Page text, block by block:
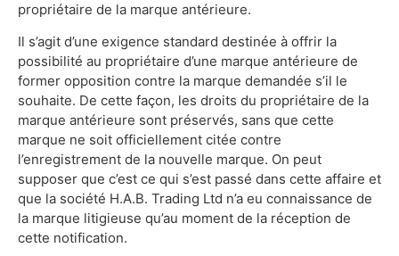
propriétaire de la marque antérieure.
Il s’agit d’une exigence standard destinée à offrir la
possibilité au propriétaire d’une marque antérieure de
former opposition contre la marque demandée s’il le
souhaite. De cette façon, les droits du propriétaire de la
marque antérieure sont préservés, sans que cette
marque ne soit officiellement citée contre
l’enregistrement de la nouvelle marque. On peut
supposer que c’est ce qui s’est passé dans cette affaire et
que la société H.A.B. Trading Ltd n’a eu connaissance de
la marque litigieuse qu’au moment de la réception de
cette notification.